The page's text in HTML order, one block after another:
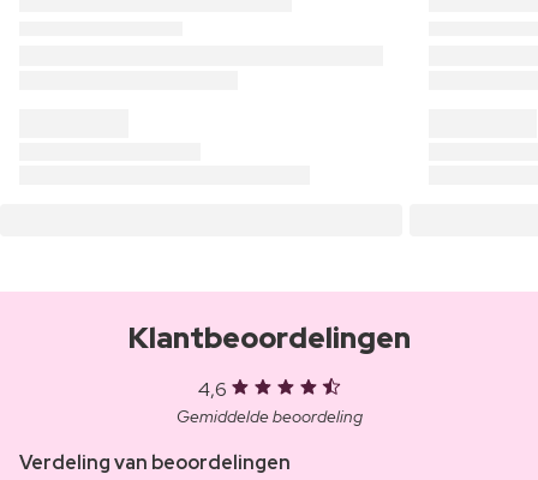
Klantbeoordelingen
4,6
Gemiddelde beoordeling
Verdeling van beoordelingen